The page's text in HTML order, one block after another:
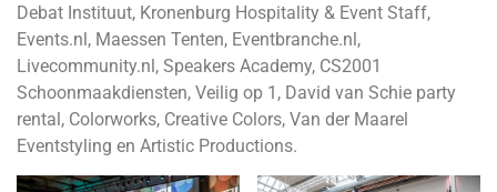
Debat Instituut, Kronenburg Hospitality & Event Staff,
Events.nl, Maessen Tenten, Eventbranche.nl,
Livecommunity.nl, Speakers Academy, CS2001
Schoonmaakdiensten, Veilig op 1, David van Schie party
rental, Colorworks, Creative Colors, Van der Maarel
Eventstyling en Artistic Productions.